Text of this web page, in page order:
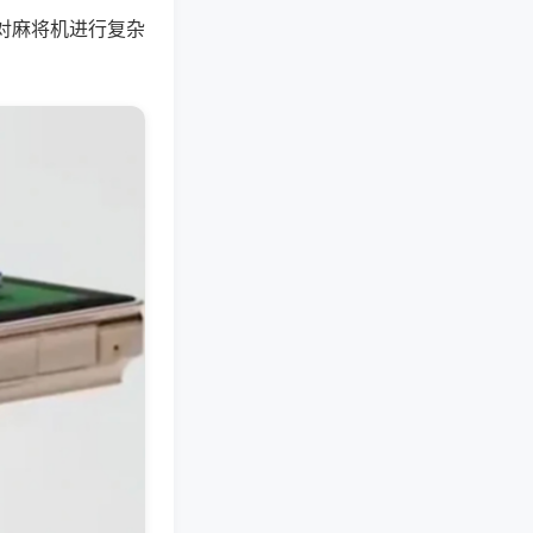
麻将机进行复杂